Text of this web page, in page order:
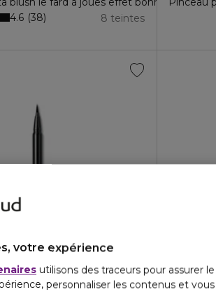
8 teintes
4.6 38
graphique tenue 24h - waterproof
Gold
votre expérience
utilisons des traceurs pour assurer
personnaliser les contenus et